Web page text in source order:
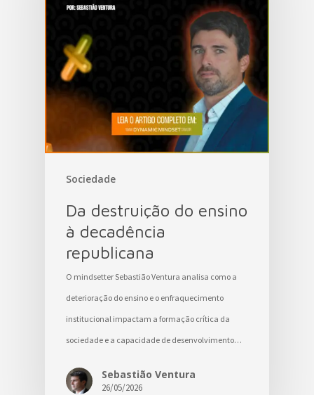
Sociedade
Da destruição do ensino
à decadência
republicana
O mindsetter Sebastião Ventura analisa como a
deterioração do ensino e o enfraquecimento
institucional impactam a formação crítica da
sociedade e a capacidade de desenvolvimento…
Sebastião Ventura
26/05/2026